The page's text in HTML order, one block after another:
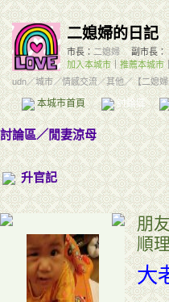
二媳婦的日記
市長：二媳婦 副市長：
加入本城市｜推薦本城市
udn／城市／情感交流／其他／【二媳
本城市首頁 討論區
討論區／閒妻涼母
升官記
朋
順
大